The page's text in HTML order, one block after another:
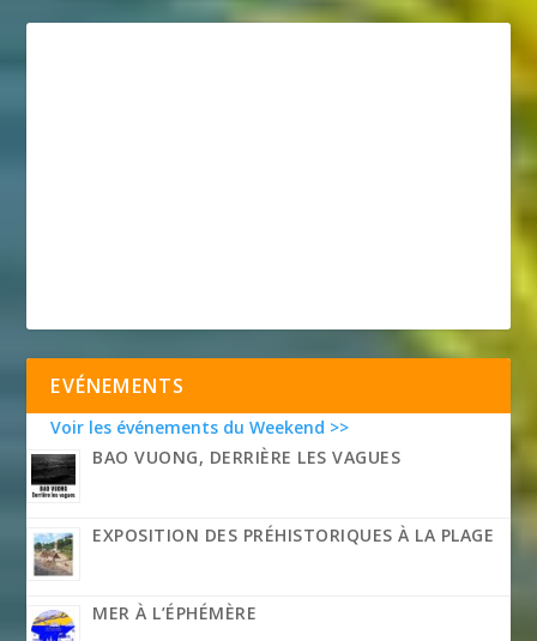
EVÉNEMENTS
Voir les événements du Weekend >>
BAO VUONG, DERRIÈRE LES VAGUES
EXPOSITION DES PRÉHISTORIQUES À LA PLAGE
MER À L’ÉPHÉMÈRE